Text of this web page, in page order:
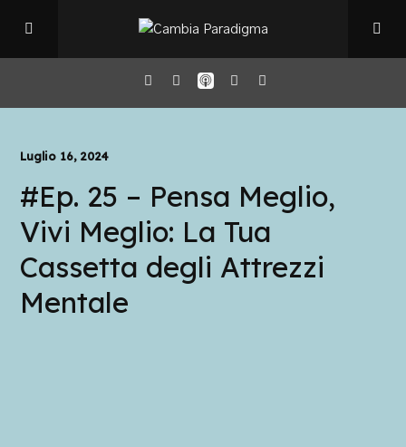
Il Podcast
Episodi
Luglio 16, 2024
#Ep. 25 – Pensa Meglio,
Vivi Meglio: La Tua
Cassetta degli Attrezzi
Mentale